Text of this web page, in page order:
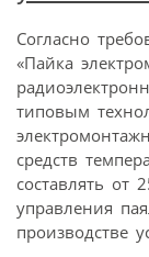
Согласно
«Пайка
типовым
средств
составлять от
управления
производстве